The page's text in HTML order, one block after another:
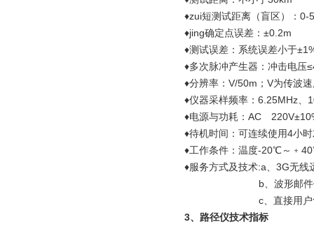
♦zui短测试距离（盲区）：0-
♦jing确定点误
♦测试误差：系统误差小于
♦多次脉冲产生器：冲击
♦分辨率：V/50m；V为传波
♦仪器采样频率：6.25MHz、
♦电源与功耗：AC
♦待机时间：可连续使
♦工作条件：温度-20℃～
♦服务方式及技术:a、3G无线
b、波形邮件传输
c、直接用户售后2-
3、路径仪技术指标